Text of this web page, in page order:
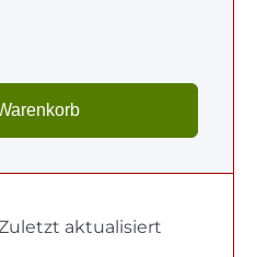
Zuletzt aktualisiert